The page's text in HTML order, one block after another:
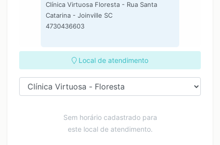
Clínica Virtuosa Floresta - Rua Santa
Catarina - Joinville SC
4730436603
Local de atendimento
Sem horário cadastrado para
este local de atendimento.